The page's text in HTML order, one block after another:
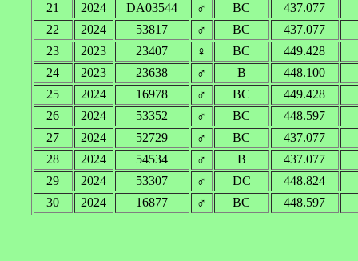
21 2024 DA03544 ♂ BC
437.077
22
2024 53817 ♂ BC
437.077
23
2023 23407 ♀ BC
449.428
24
2023 23638 ♂ B
448.100
25
2024 16978 ♂ BC
449.428
26
2024 53352 ♂ BC
448.597
27
2024 52729 ♂ BC
437.077
28
2024 54534 ♂ B
437.077
29
2024 53307 ♂ DC
448.824
30
2024 16877 ♂ BC 448.597